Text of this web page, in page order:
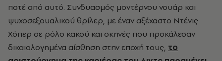
ποτέ από αυτό. Συνδυασμός μοντέρνου νουάρ και
ψυχοσεξουαλικού θρίλερ, με έναν αξέχαστο Ντένις
Χόπερ σε ρόλο κακού και σκηνές που προκάλεσαν
δικαιολογημένα αίσθηση στην εποχή τους, το